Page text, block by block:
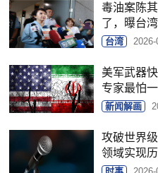
毒油案陈
了，曝台
台湾
美军武器
专家最怕
新闻解画
攻破世界
领域实现